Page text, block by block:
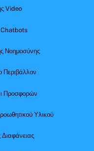
Video
Chatbots
Νοημοσύνης
Περιβάλλον
Προσφορών
Υλικού
Διαφάνειας